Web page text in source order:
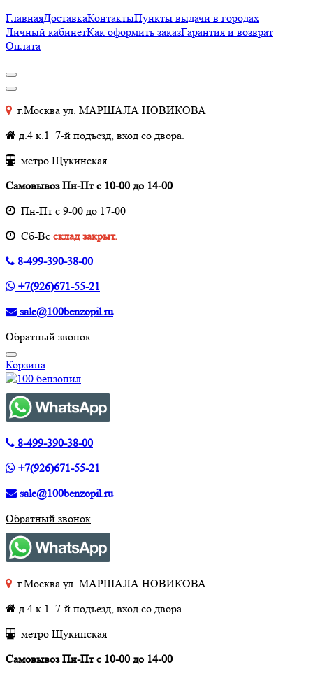
ГлавнаяДоставкаКонтактыПункты выдачи в городах
Личный кабинетКак оформить заказГарантия и возврат
Оплата
г.Москва ул. МАРШАЛА НОВИКОВА
д.4 к.1 7-й подъезд, вход со двора.
метро Щукинская
Самовывоз Пн-Пт с 10-00 до 14-00
Пн-Пт с 9-00 до 17-00
Cб-Вс склад закрыт.
8-499-390-38-00
+7(926)671-55-21
sale@100benzopil.ru
Обратный звонок
Корзина
8-499-390-38-00
+7(926)671-55-21
sale@100benzopil.ru
Обратный звонок
г.Москва ул. МАРШАЛА НОВИКОВА
д.4 к.1 7-й подъезд, вход со двора.
метро Щукинская
Самовывоз Пн-Пт с 10-00 до 14-00